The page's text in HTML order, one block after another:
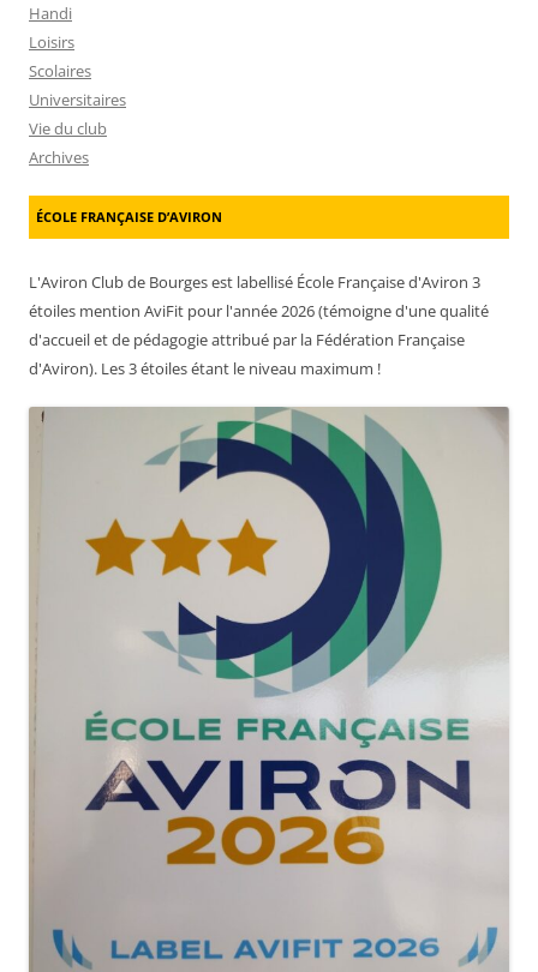
Handi
Loisirs
Scolaires
Universitaires
Vie du club
Archives
ÉCOLE FRANÇAISE D’AVIRON
L'Aviron Club de Bourges est labellisé École Française d'Aviron 3
étoiles mention AviFit pour l'année 2026 (témoigne d'une qualité
d'accueil et de pédagogie attribué par la Fédération Française
d'Aviron). Les 3 étoiles étant le niveau maximum !